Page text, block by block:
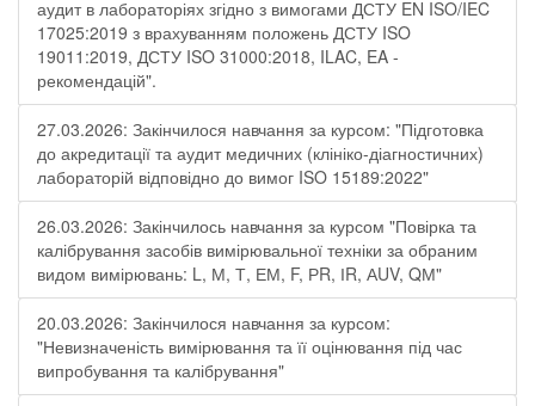
аудит в лабораторіях згідно з вимогами ДСТУ EN ISO/IEC
17025:2019 з врахуванням положень ДСТУ ISO
19011:2019, ДСТУ ISO 31000:2018, ILAC, EA -
рекомендацій".
27.03.2026: Закінчилося навчання за курсом: "Підготовка
до акредитації та аудит медичних (клініко-діагностичних)
лабораторій відповідно до вимог ISO 15189:2022"
26.03.2026: Закінчилось навчання за курсом "Повірка та
калібрування засобів вимірювальної техніки за обраним
видом вимірювань: L, М, Т, ЕМ, F, РR, ІR, АUV, QМ"
20.03.2026: Закінчилося навчання за курсом:
"Невизначеність вимірювання та її оцінювання під час
випробування та калібрування"